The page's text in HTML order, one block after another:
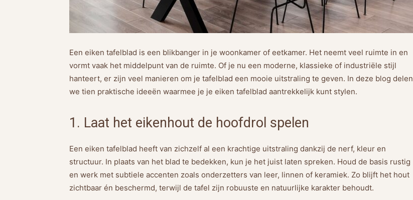
Een eiken tafelblad is een blikbanger in je woonkamer of eetkamer. Het neemt veel ruimte in en
vormt vaak het middelpunt van de ruimte. Of je nu een moderne, klassieke of industriële stijl
hanteert, er zijn veel manieren om je tafelblad een mooie uitstraling te geven. In deze blog delen
we tien praktische ideeën waarmee je je eiken tafelblad aantrekkelijk kunt stylen.
1. Laat het eikenhout de hoofdrol spelen
Een eiken tafelblad heeft van zichzelf al een krachtige uitstraling dankzij de nerf, kleur en
structuur. In plaats van het blad te bedekken, kun je het juist laten spreken. Houd de basis rustig
en werk met subtiele accenten zoals onderzetters van leer, linnen of keramiek. Zo blijft het hout
zichtbaar én beschermd, terwijl de tafel zijn robuuste en natuurlijke karakter behoudt.